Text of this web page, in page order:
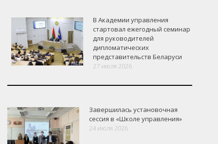
В Академии управления
стартовал ежегодный семинар
для руководителей
дипломатических
представительств Беларуси
27 июля 2026
Завершилась установочная
сессия в «Школе управления»
24 июля 2026